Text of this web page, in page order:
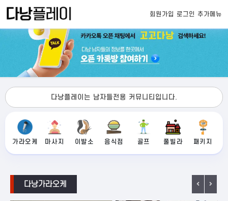
회원가입 로그인 추가메뉴
다낭플레이는 남자들전용 커뮤니티입니다.
가라오케 마사지 이발소 음식점 골프 풀빌라 패키지
다낭가라오케